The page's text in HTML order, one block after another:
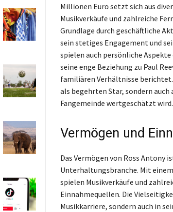
Millionen Euro setzt sich aus
Musikverkäufe und zahlreiche
Grundlage durch geschäftliche
sein stetiges Engagement und
spielen auch persönliche
seine enge Beziehung zu Paul
familiären Verhältnisse
als begehrten Star, sondern
Fangemeinde wertgeschätzt wird.
Vermögen und
Das Vermögen von Ross Antony
Unterhaltungsbranche. Mit
spielen Musikverkäufe und
Einnahmequellen. Die
Musikkarriere, sondern auch in